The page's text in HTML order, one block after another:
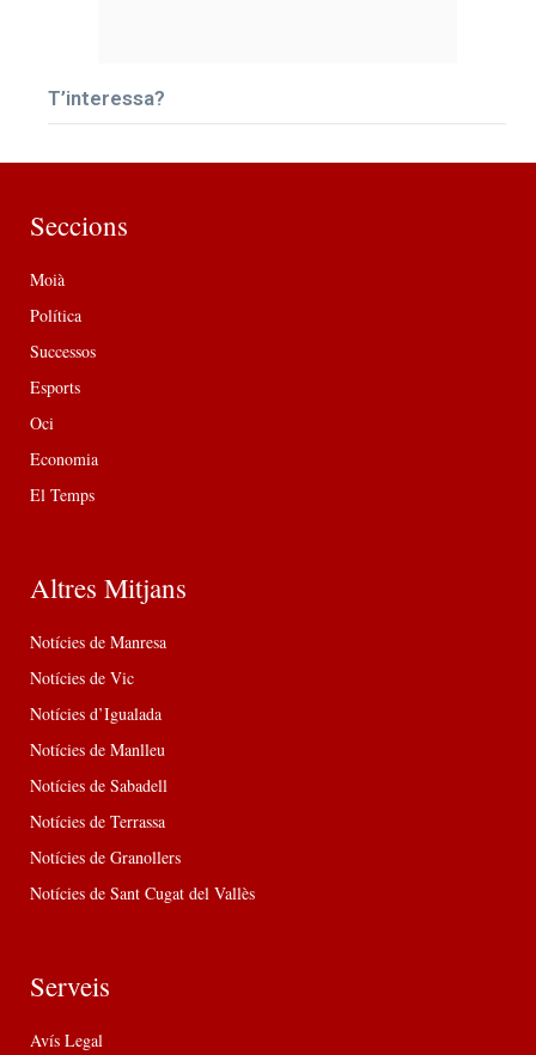
T’interessa?
Seccions
Moià
Política
Successos
Esports
Oci
Economia
El Temps
Altres Mitjans
Notícies de Manresa
Notícies de Vic
Notícies d’Igualada
Notícies de Manlleu
Notícies de Sabadell
Notícies de Terrassa
Notícies de Granollers
Notícies de Sant Cugat del Vallès
Serveis
Avís Legal